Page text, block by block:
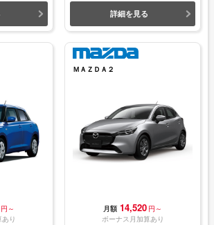
詳細を見る
円～
り
ＭＡＺＤＡ２
月額 14,520 円～
ボーナス月加算あり